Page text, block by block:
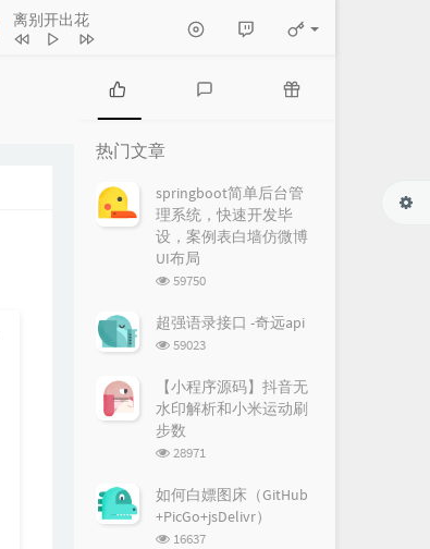
离别开出花
热
门
文
章
章
热门文章
springboot简单后台管
理系统，快速开发毕
设，案例表白墙仿微博
UI布局
浏
次
数:
59750
超强语录接口 -奇远api
浏
次
数:
59023
【小程序源码】抖音无
水印解析和小米运动刷
步数
浏
次
数:
28971
如何白嫖图床（GitHub
+PicGo+jsDelivr）
浏
16637